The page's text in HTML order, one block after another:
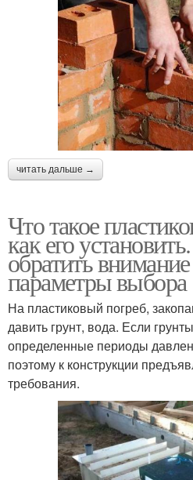
читать дальше →
Что такое
как его
обратить
параметры выбора
На пластиковый погреб,
давить грунт, вода. Если
определенные периоды
поэтому к конструкции
требования.